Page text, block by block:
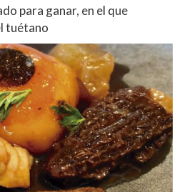
para ganar, en el que
tuétano